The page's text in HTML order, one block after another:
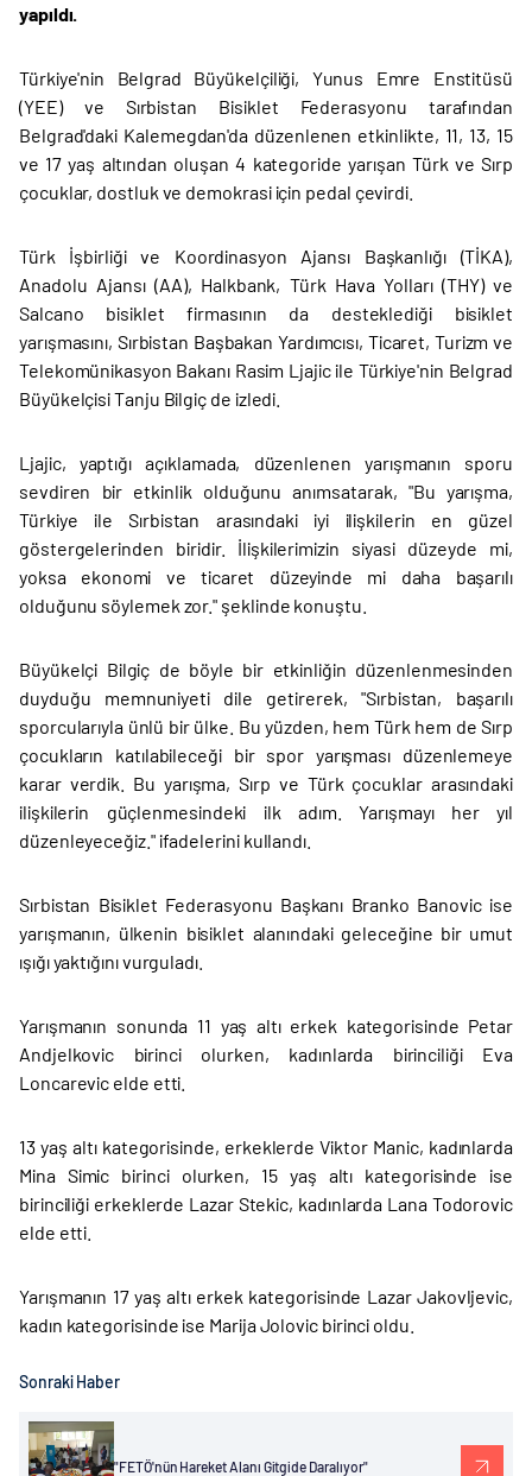
yapıldı.
Türkiye'nin Belgrad Büyükelçiliği, Yunus Emre Enstitüsü
(YEE) ve Sırbistan Bisiklet Federasyonu tarafından
Belgrad'daki Kalemegdan'da düzenlenen etkinlikte, 11, 13, 15
ve 17 yaş altından oluşan 4 kategoride yarışan Türk ve Sırp
çocuklar, dostluk ve demokrasi için pedal çevirdi.
Türk İşbirliği ve Koordinasyon Ajansı Başkanlığı (TİKA),
Anadolu Ajansı (AA), Halkbank, Türk Hava Yolları (THY) ve
Salcano bisiklet firmasının da desteklediği bisiklet
yarışmasını, Sırbistan Başbakan Yardımcısı, Ticaret, Turizm ve
Telekomünikasyon Bakanı Rasim Ljajic ile Türkiye'nin Belgrad
Büyükelçisi Tanju Bilgiç de izledi.
Ljajic, yaptığı açıklamada, düzenlenen yarışmanın sporu
sevdiren bir etkinlik olduğunu anımsatarak, "Bu yarışma,
Türkiye ile Sırbistan arasındaki iyi ilişkilerin en güzel
göstergelerinden biridir. İlişkilerimizin siyasi düzeyde mi,
yoksa ekonomi ve ticaret düzeyinde mi daha başarılı
olduğunu söylemek zor." şeklinde konuştu.
Büyükelçi Bilgiç de böyle bir etkinliğin düzenlenmesinden
duyduğu memnuniyeti dile getirerek, "Sırbistan, başarılı
sporcularıyla ünlü bir ülke. Bu yüzden, hem Türk hem de Sırp
çocukların katılabileceği bir spor yarışması düzenlemeye
karar verdik. Bu yarışma, Sırp ve Türk çocuklar arasındaki
ilişkilerin güçlenmesindeki ilk adım. Yarışmayı her yıl
düzenleyeceğiz." ifadelerini kullandı.
Sırbistan Bisiklet Federasyonu Başkanı Branko Banovic ise
yarışmanın, ülkenin bisiklet alanındaki geleceğine bir umut
ışığı yaktığını vurguladı.
Yarışmanın sonunda 11 yaş altı erkek kategorisinde Petar
Andjelkovic birinci olurken, kadınlarda birinciliği Eva
Loncarevic elde etti.
13 yaş altı kategorisinde, erkeklerde Viktor Manic, kadınlarda
Mina Simic birinci olurken, 15 yaş altı kategorisinde ise
birinciliği erkeklerde Lazar Stekic, kadınlarda Lana Todorovic
elde etti.
Yarışmanın 17 yaş altı erkek kategorisinde Lazar Jakovljevic,
kadın kategorisinde ise Marija Jolovic birinci oldu.
Sonraki Haber
"FETÖ'nün Hareket Alanı Gitgide Daralıyor"